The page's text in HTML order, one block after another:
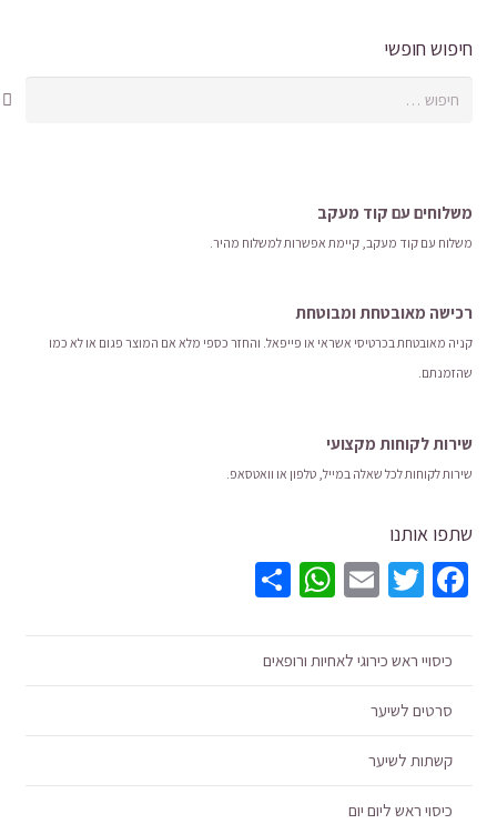
את
חיפוש חופשי
משלוחים עם קוד מעקב
משלוח​ עם קוד מעקב​​, קיימת אפשרות למשלוח מהיר​.
רכישה​ ​מאובטחת ומבוטחת
קניה מאובטחת בכרטיסי אשראי או פייפאל. והחזר כספי מלא אם המוצר פגום או לא כמו
שהזמנתם.
שירות לקוחות מקצועי
שירות לקוחות לכל שאלה במייל, טלפון או וואטסאפ.
שתפו אותנו
Facebook
Twitter
Email
WhatsApp
כיסויי ראש כירוגי לאחיות ורופאים
סרטים לשיער
קשתות לשיער
כיסוי ראש ליום יום